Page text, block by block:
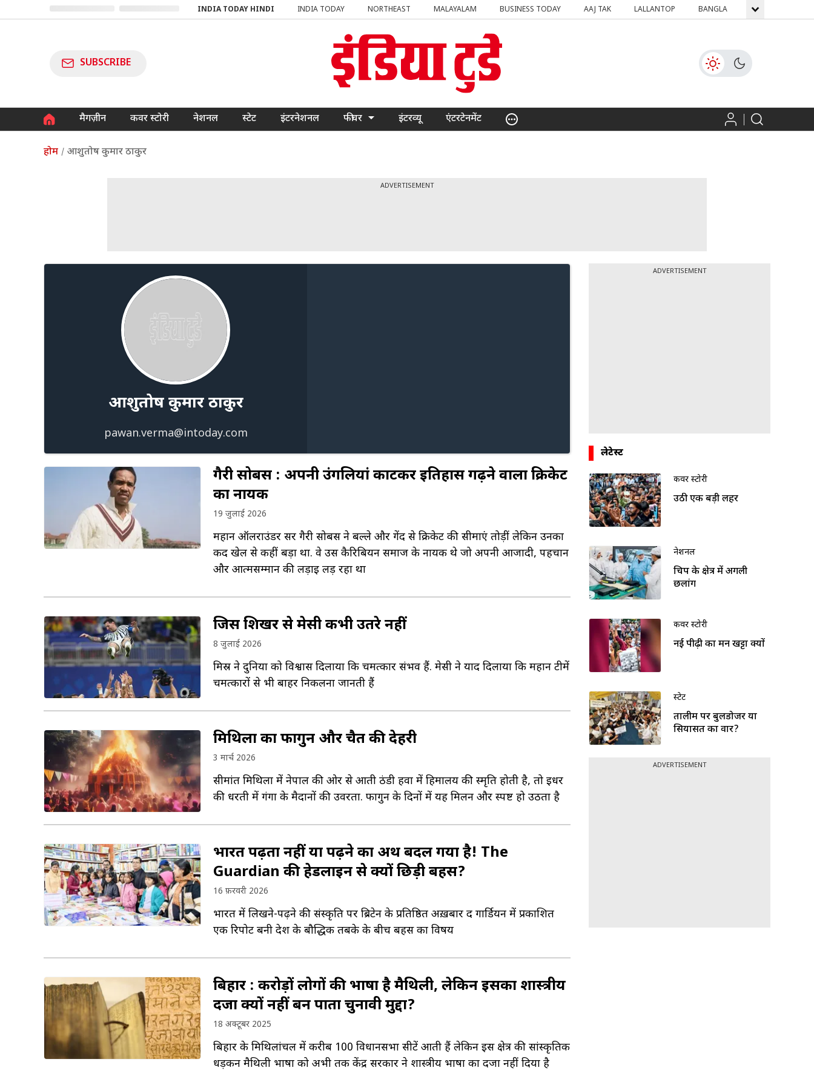
INDIA TODAY HINDI INDIA TODAY NORTHEAST MALAYALAM BUSINESS TODAY AAJ TAK LALLANTOP BANGLA GNTTV
SUBSCRIBE
मैगज़ीन कवर स्टोरी नेशनल स्टेट इंटरनेशनल फीचर इंटरव्यू एंटरटेनमेंट
होम आशुतोष कुमार ठाकुर
ADVERTISEMENT
आशुतोष कुमार ठाकुर
pawan.verma@intoday.com
गैरी सोबर्स : अपनी उंगलियां काटकर इतिहास गढ़ने वाला क्रिकेट
का नायक
19 जुलाई 2026
महान ऑलराउंडर सर गैरी सोबर्स ने बल्ले और गेंद से क्रिकेट की सीमाएं तोड़ीं लेकिन उनका
कद खेल से कहीं बड़ा था. वे उस कैरिबियन समाज के नायक थे जो अपनी आजादी, पहचान
और आत्मसम्मान की लड़ाई लड़ रहा था
जिस शिखर से मेसी कभी उतरे नहीं
8 जुलाई 2026
मिस्र ने दुनिया को विश्वास दिलाया कि चमत्कार संभव हैं. मेसी ने याद दिलाया कि महान टीमें
चमत्कारों से भी बाहर निकलना जानती हैं
मिथिला का फागुन और चैत की देहरी
3 मार्च 2026
सीमांत मिथिला में नेपाल की ओर से आती ठंडी हवा में हिमालय की स्मृति होती है, तो इधर
की धरती में गंगा के मैदानों की उर्वरता. फागुन के दिनों में यह मिलन और स्पष्ट हो उठता है
भारत पढ़ता नहीं या पढ़ने का अर्थ बदल गया है! The
Guardian की हेडलाइन से क्यों छिड़ी बहस?
16 फ़रवरी 2026
भारत में लिखने-पढ़ने की संस्कृति पर ब्रिटेन के प्रतिष्ठित अख़बार द गार्डियन में प्रकाशित
एक रिपोर्ट बनी देश के बौद्धिक तबके के बीच बहस का विषय
बिहार : करोड़ों लोगों की भाषा है मैथिली, लेकिन इसका शास्त्रीय
दर्जा क्यों नहीं बन पाता चुनावी मुद्दा?
18 अक्टूबर 2025
बिहार के मिथिलांचल में करीब 100 विधानसभा सीटें आती हैं लेकिन इस क्षेत्र की सांस्कृतिक
धड़कन मैथिली भाषा को अभी तक केंद्र सरकार ने शास्त्रीय भाषा का दर्जा नहीं दिया है
ADVERTISEMENT
लेटेस्ट
कवर स्टोरी
उठी एक बड़ी लहर
नेशनल
चिप के क्षेत्र में अगली
छलांग
कवर स्टोरी
नई पीढ़ी का मन खट्टा क्यों
स्टेट
तालीम पर बुलडोजर या
सियासत का वार?
ADVERTISEMENT